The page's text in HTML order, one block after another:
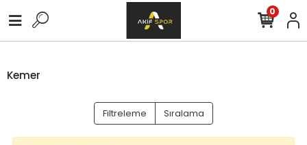
0
Kemer
Filtreleme Sıralama